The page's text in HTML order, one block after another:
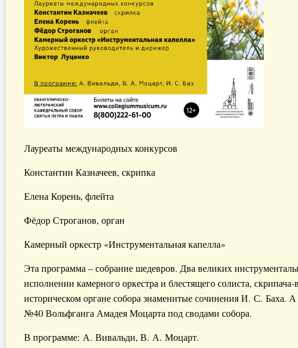
Лауреаты международных конкурсов
Константин Казначеев, скрипка
Елена Корень, флейта
Фёдор Строганов, орган
Камерный оркестр «Инструментальная капелла»
Эта программа – собрание шедевров. Два великих
исполнении камерного оркестра и блестящего солиста,
историческом органе собора знаменитые сочинения И. С.
№40 Вольфганга Амадея Моцарта под сводами собора.
В программе: А. Вивальди, В. А. Моцарт.